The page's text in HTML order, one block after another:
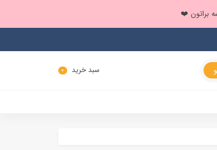
سبد خرید 0